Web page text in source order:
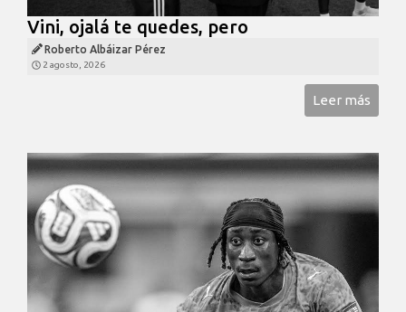
Vini, ojalá te quedes, pero
Roberto Albáizar Pérez
2 agosto, 2026
Leer más